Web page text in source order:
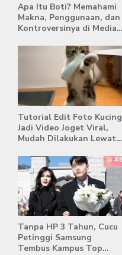
Apa Itu Boti? Memahami
Makna, Penggunaan, dan
Kontroversinya di Media
Tutorial Edit Foto Kucing
Jadi Video Joget Viral,
Mudah Dilakukan Lewat
Tanpa HP 3 Tahun, Cucu
Petinggi Samsung
Tembus Kampus Top